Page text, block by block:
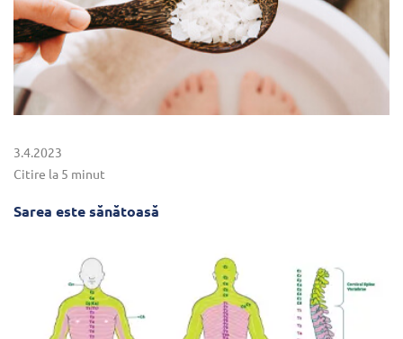
3.4.2023
Citire la 5 minut
Sarea este sănătoasă